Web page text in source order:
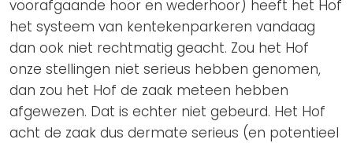
voorafgaande hoor en wederhoor) heeft het Hof
het systeem van kentekenparkeren vandaag
dan ook niet rechtmatig geacht. Zou het Hof
onze stellingen niet serieus hebben genomen,
dan zou het Hof de zaak meteen hebben
afgewezen. Dat is echter niet gebeurd. Het Hof
acht de zaak dus dermate serieus (en potentieel